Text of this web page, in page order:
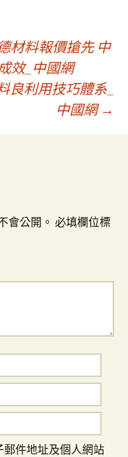
材料報價搶先 中
效_中國網
良利用技巧體系_
中國網 →
會公開。 必填欄位標
件地址及個人網站